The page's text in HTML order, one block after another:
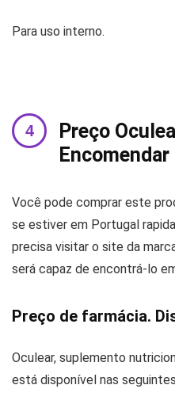
Para uso interno.
Preço
Encomendar
Você pode comprar este
se estiver em Portugal
precisa visitar o site da
será capaz de encontrá-lo
Preço de farmácia.
Oculear, suplemento
está disponível nas